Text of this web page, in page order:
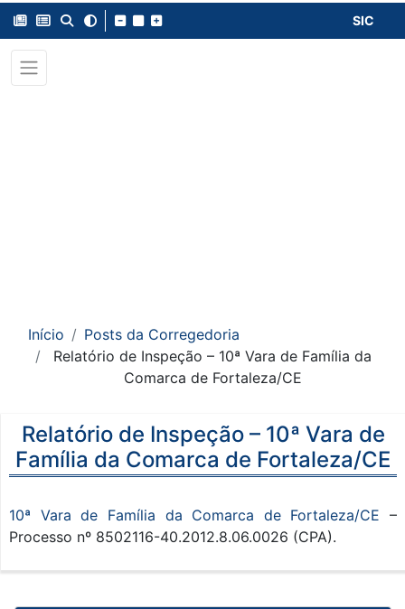
SIC
Início
Posts da Corregedoria
Relatório de Inspeção – 10ª Vara de Família da
Comarca de Fortaleza/CE
Relatório de Inspeção – 10ª Vara de
Família da Comarca de Fortaleza/CE
10ª Vara de Família da Comarca de Fortaleza/CE –
Processo nº 8502116-40.2012.8.06.0026 (CPA).